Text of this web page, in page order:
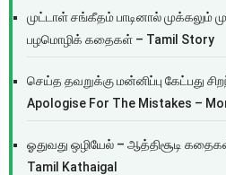
முட்டாள் சங்கீதம் பாடினால் முக்கலும்
பழமொழிக் கதைகள் – Tamil Story
செய்த தவறுக்கு மன்னிப்பு கேட்பது
Apologise For The Mistakes –
ஓதுவது ஒழியேல் – ஆத்திசூடி
Tamil Kathaigal